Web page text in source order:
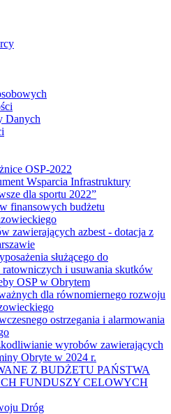
Danych
OSP-2022
Wsparcia Infrastruktury
dla sportu 2022”
finansowych budżetu
zawierających azbest - dotacja z
służącego do
i usuwania skutków
OSP w Obrytem
dla równomiernego rozwoju
ostrzegania i alarmowania
wyrobów zawierających
Obryte w 2024 r.
Z BUDŻETU PAŃSTWA
FUNDUSZY CELOWYCH
Dróg